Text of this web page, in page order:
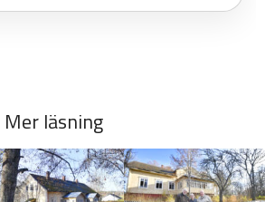
Mer läsning